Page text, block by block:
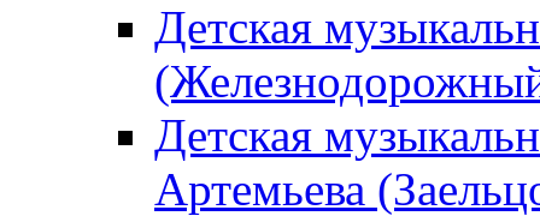
Детская
Детская
Артемьева